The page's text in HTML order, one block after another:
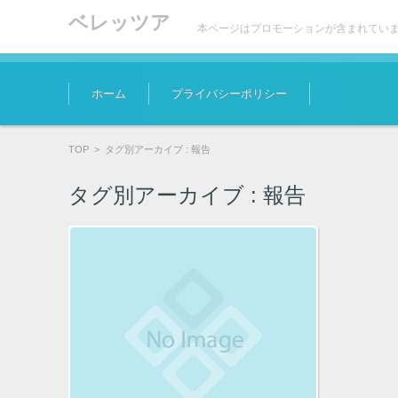
ベレッツア 本ページはプロモーションが含まれてい
コンテンツに移動
ホーム プライバシーポリシー
TOP > タグ別アーカイブ : 報告
タグ別アーカイブ : 報告